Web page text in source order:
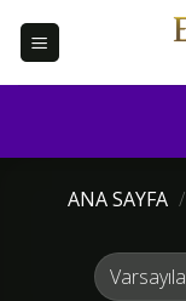
ANA SAYFA /